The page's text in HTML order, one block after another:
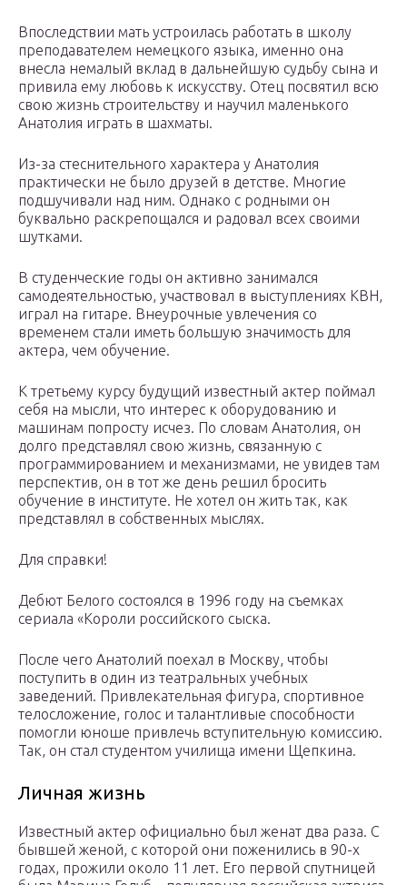
Впоследствии мать устроилась работать в школу
преподавателем немецкого языка, именно она
внесла немалый вклад в дальнейшую судьбу сына и
привила ему любовь к искусству. Отец посвятил всю
свою жизнь строительству и научил маленького
Анатолия играть в шахматы.
Из-за стеснительного характера у Анатолия
практически не было друзей в детстве. Многие
подшучивали над ним. Однако с родными он
буквально раскрепощался и радовал всех своими
шутками.
В студенческие годы он активно занимался
самодеятельностью, участвовал в выступлениях КВН,
играл на гитаре. Внеурочные увлечения со
временем стали иметь большую значимость для
актера, чем обучение.
К третьему курсу будущий известный актер поймал
себя на мысли, что интерес к оборудованию и
машинам попросту исчез. По словам Анатолия, он
долго представлял свою жизнь, связанную с
программированием и механизмами, не увидев там
перспектив, он в тот же день решил бросить
обучение в институте. Не хотел он жить так, как
представлял в собственных мыслях.
Для справки!
Дебют Белого состоялся в 1996 году на съемках
сериала «Короли российского сыска.
После чего Анатолий поехал в Москву, чтобы
поступить в один из театральных учебных
заведений. Привлекательная фигура, спортивное
телосложение, голос и талантливые способности
помогли юноше привлечь вступительную комиссию.
Так, он стал студентом училища имени Щепкина.
Личная жизнь
Известный актер официально был женат два раза. С
бывшей женой, с которой они поженились в 90-х
годах, прожили около 11 лет. Его первой спутницей